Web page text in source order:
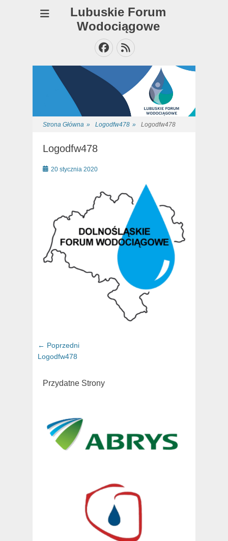
Lubuskie Forum
Wodociągowe
Facebook
Feed
Strona Główna » Logodfw478 » Logodfw478
Logodfw478
Posted
20 stycznia 2020
Nawigacja
wpisu
← Poprzedni
Logodfw478
Przydatne Strony